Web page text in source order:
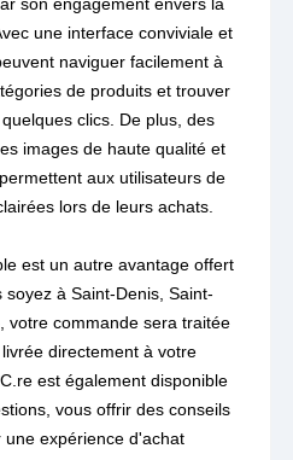
une interface conviviale et
naviguer facilement à
de produits et trouver
clics. De plus, des
images de haute qualité et
aux utilisateurs de
lors de leurs achats.
est un autre avantage offert
à Saint-Denis, Saint-
votre commande sera traitée
directement à votre
est également disponible
vous offrir des conseils
expérience d'achat